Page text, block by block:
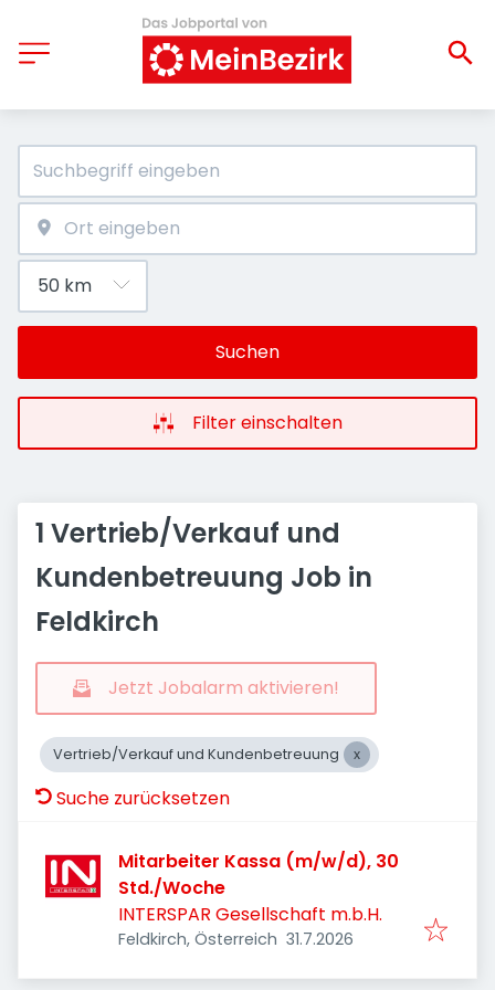
Suchen
Filter einschalten
1 Vertrieb/Verkauf und
Kundenbetreuung Job in
Feldkirch
Jetzt Jobalarm aktivieren!
Vertrieb/Verkauf und Kundenbetreuung
Suche zurücksetzen
Mitarbeiter Kassa (m/w/d), 30
Std./Woche
INTERSPAR Gesellschaft m.b.H.
Feldkirch, Österreich Veröffentlicht
31.7.2026